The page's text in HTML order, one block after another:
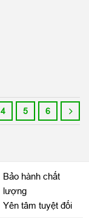
4 5 6
Bảo hành chất
lượng
Yên tâm tuyệt đối